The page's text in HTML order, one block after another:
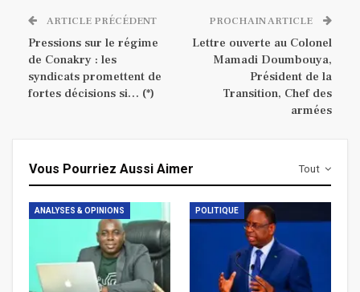
ARTICLE PRÉCÉDENT
Pressions sur le régime
de Conakry : les
syndicats promettent de
fortes décisions si… (*)
PROCHAIN ARTICLE
Lettre ouverte au Colonel
Mamadi Doumbouya,
Président de la
Transition, Chef des
armées
Tout
Vous Pourriez Aussi Aimer
ANALYSES & OPINIONS POLITIQUE